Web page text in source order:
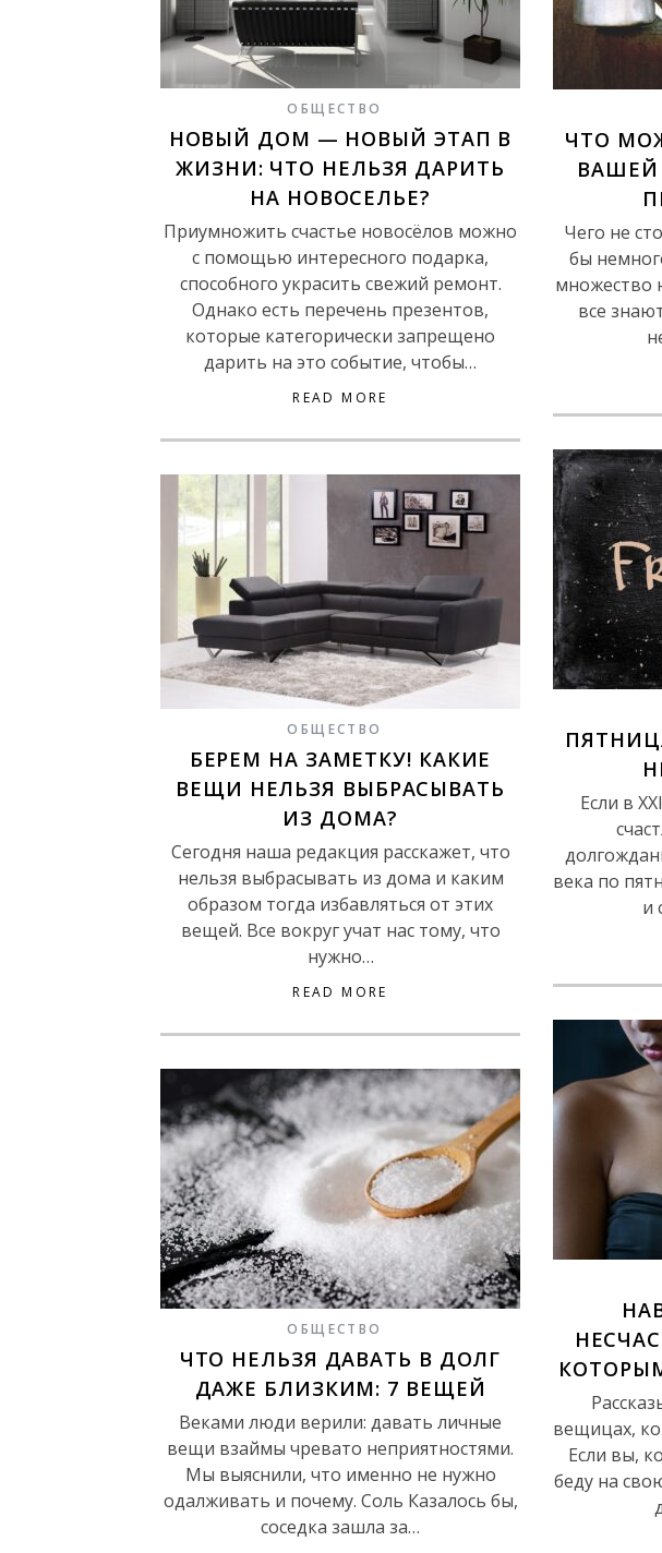
ЧТО
Чего не
бы
множество
все
ОБЩЕСТВО
НОВЫЙ ДОМ — НОВЫЙ ЭТАП В
ЖИЗНИ: ЧТО НЕЛЬЗЯ ДАРИТЬ
НА НОВОСЕЛЬЕ?
Приумножить счастье новосёлов можно
с помощью интересного подарка,
способного украсить свежий ремонт.
Однако есть перечень презентов,
которые категорически запрещено
дарить на это событие, чтобы…
READ MORE
Если в
века по
и
ОБЩЕСТВО
БЕРЕМ НА ЗАМЕТКУ! КАКИЕ
ВЕЩИ НЕЛЬЗЯ ВЫБРАСЫВАТЬ
ИЗ ДОМА?
Сегодня наша редакция расскажет, что
нельзя выбрасывать из дома и каким
образом тогда избавляться от этих
вещей. Все вокруг учат нас тому, что
нужно…
READ MORE
вещицах,
Если вы,
беду на
ОБЩЕСТВО
ЧТО НЕЛЬЗЯ ДАВАТЬ В ДОЛГ
ДАЖЕ БЛИЗКИМ: 7 ВЕЩЕЙ
Веками люди верили: давать личные
вещи взаймы чревато неприятностями.
Мы выяснили, что именно не нужно
одалживать и почему. Соль Казалось бы,
соседка зашла за…